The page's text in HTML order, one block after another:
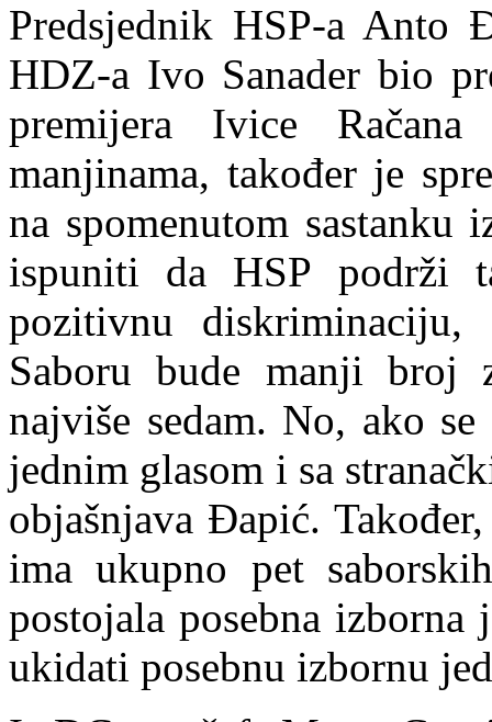
Predsjednik HSP-a
HDZ-a Ivo Sanader bio
premijera Ivice
manjinama, također je
na spomenutom
ispuniti da HSP podrži
pozitivnu
Saboru bude manji broj
najviše sedam. No, ako
jednim glasom i sa
objašnjava Đapić.
ima ukupno pet
postojala posebna
ukidati posebnu izbornu jed